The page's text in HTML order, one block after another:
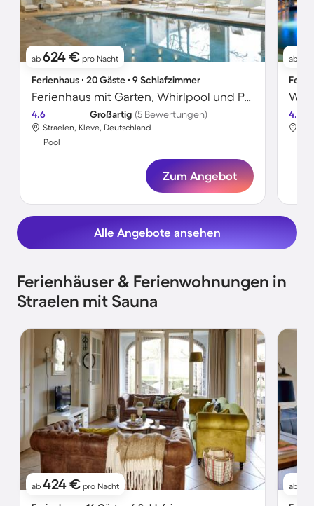
ab 624 € pro Nacht
Ferienhaus ∙ 20 Gäste ∙ 9 Schlafzimmer
Ferienhaus mit Garten, Whirlpool und Pool
4.6 Großartig (5 Bewertungen)
Straelen, Kleve, Deutschland
Pool
Zum Angebot
ab
4.5
Alle Angebote ansehen
Ferienhäuser & Ferienwohnungen in
Straelen mit Sauna
ab 424 € pro Nacht ab